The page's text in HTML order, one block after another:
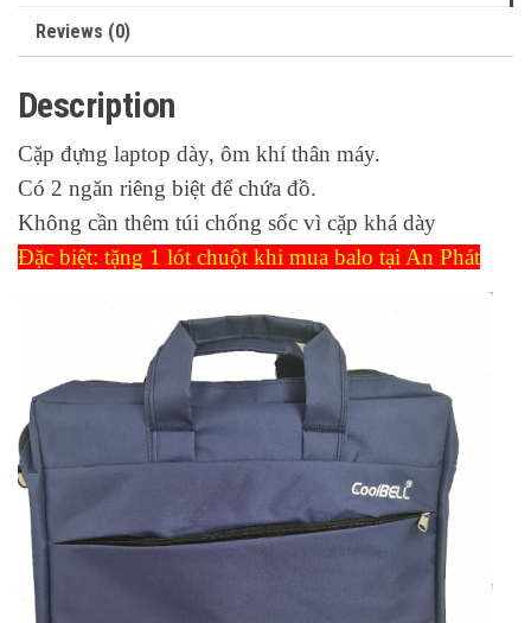
Reviews (0)
Description
Cặp đựng laptop dày, ôm khí thân máy.
Có 2 ngăn riêng biệt để chứa đồ.
Không cần thêm túi chống sốc vì cặp khá dày
Đặc biệt: tặng 1 lót chuột khi mua balo tại An Phát